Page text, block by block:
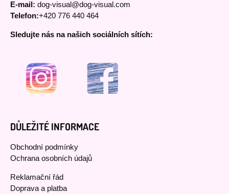
E-mail: dog-visual@dog-visual.com
Telefon:+420 776 440 464
Sledujte nás na našich sociálních sítích:
DŮLEŽITÉ INFORMACE
Obchodní podmínky
Ochrana osobních údajů
Reklamační řád
Doprava a platba